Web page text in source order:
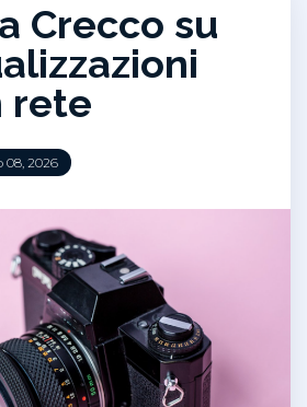
Crecco su
rete
08, 2026